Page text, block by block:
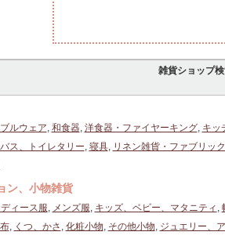
雑貨ショップ
ルウェア, 和食器, 洋食器・ファイヤーキング, キッ
バス、トイレタリー, 寝具, リネン雑貨・ファブリック
ン、小物雑貨
ィース服, メンズ服, キッズ、ベビー、マタニティ ,
, くつ、かさ , 化粧小物, その他小物, ジュエリー、